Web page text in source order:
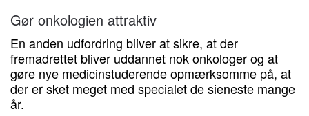
Gør onkologien attraktiv
En anden udfordring bliver at sikre, at der
fremadrettet bliver uddannet nok onkologer og at
gøre nye medicinstuderende opmærksomme på, at
der er sket meget med specialet de sieneste mange
år.